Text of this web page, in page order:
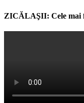
ZICĂLAŞII: Cele mai